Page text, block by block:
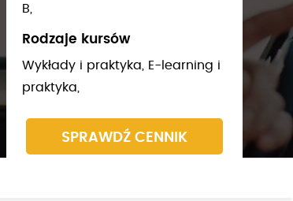
B,
Rodzaje kursów
Wykłady i praktyka,
E-learning i
praktyka,
SPRAWDŹ CENNIK